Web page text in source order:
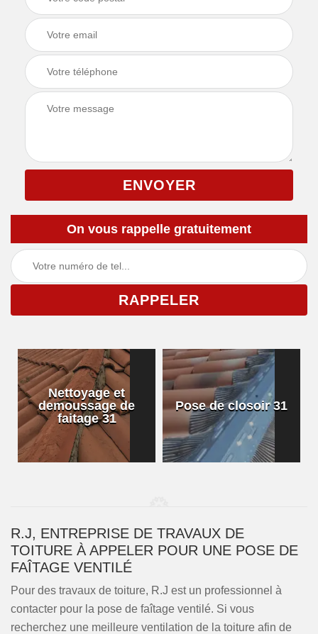
On vous rappelle gratuitement
Nettoyage et
demoussage de
faitage 31
Pose de closoir 31
R.J, ENTREPRISE DE TRAVAUX DE
TOITURE À APPELER POUR UNE POSE DE
FAÎTAGE VENTILÉ
Pour des travaux de toiture, R.J est un professionnel à
contacter pour la pose de faîtage ventilé. Si vous
recherchez une meilleure ventilation de la toiture afin de